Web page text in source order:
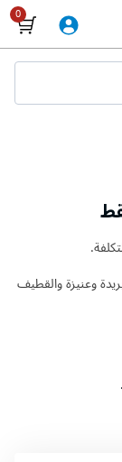
وعنيزة والقطيف